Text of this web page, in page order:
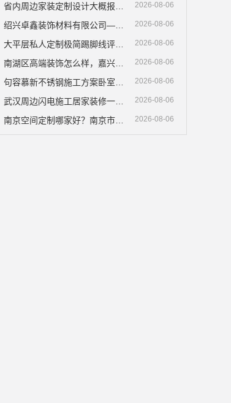
2026-08-06
2026-08-06
2026-08-06
2026-08-06
2026-08-06
2026-08-06
2026-08-06